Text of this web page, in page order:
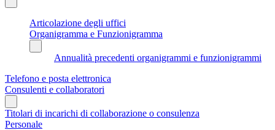
Articolazione degli uffici
Organigramma e Funzionigramma
Annualità precedenti organigrammi e funzionigrammi
Telefono e posta elettronica
Consulenti e collaboratori
Titolari di incarichi di collaborazione o consulenza
Personale